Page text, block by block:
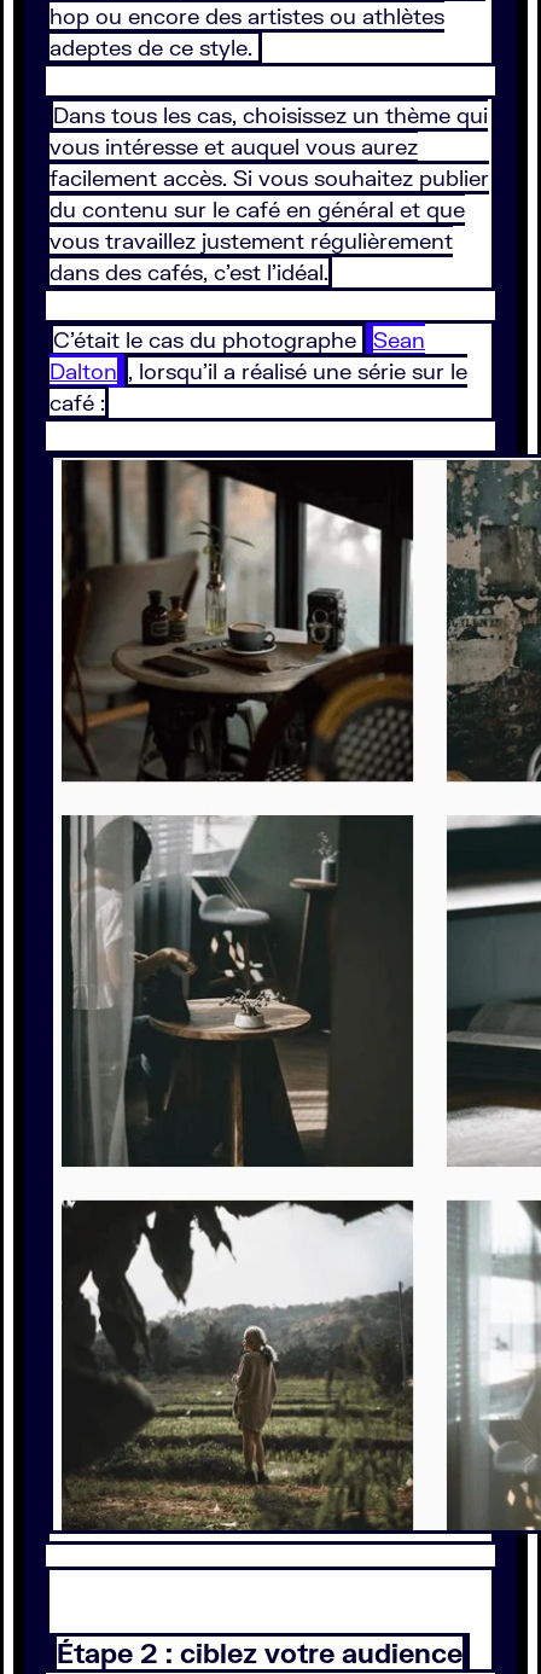
hop ou encore des artistes ou athlètes
adeptes de ce style.
Dans tous les cas, choisissez un thème qui
vous intéresse et auquel vous aurez
facilement accès. Si vous souhaitez publier
du contenu sur le café en général et que
vous travaillez justement régulièrement
dans des cafés, c’est l’idéal.
C’était le cas du photographe
Sean
Dalton , lorsqu’il a réalisé une série sur le
café :
Étape 2 : ciblez votre audience